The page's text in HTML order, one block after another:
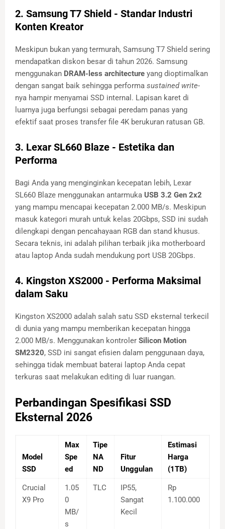
2. Samsung T7 Shield - Standar Industri
Konten Kreator
Meskipun bukan yang termurah, Samsung T7 Shield sering
mendapatkan diskon besar di tahun 2026. Samsung
menggunakan DRAM-less architecture yang dioptimalkan
dengan sangat baik sehingga performa sustained write-
nya hampir menyamai SSD internal. Lapisan karet di
luarnya juga berfungsi sebagai peredam panas yang
efektif saat proses transfer file 4K berukuran ratusan GB.
3. Lexar SL660 Blaze - Estetika dan
Performa
Bagi Anda yang menginginkan kecepatan lebih, Lexar
SL660 Blaze menggunakan antarmuka USB 3.2 Gen 2x2
yang mampu mencapai kecepatan 2.000 MB/s. Meskipun
masuk kategori murah untuk kelas 20Gbps, SSD ini sudah
dilengkapi dengan pencahayaan RGB dan stand khusus.
Secara teknis, ini adalah pilihan terbaik jika motherboard
atau laptop Anda sudah mendukung port USB 20Gbps.
4. Kingston XS2000 - Performa Maksimal
dalam Saku
Kingston XS2000 adalah salah satu SSD eksternal terkecil
di dunia yang mampu memberikan kecepatan hingga
2.000 MB/s. Menggunakan kontroler Silicon Motion
SM2320, SSD ini sangat efisien dalam penggunaan daya,
sehingga tidak membuat baterai laptop Anda cepat
terkuras saat melakukan editing di luar ruangan.
Perbandingan Spesifikasi SSD
Eksternal 2026
Model
SSD
Max
Spe
ed
Tipe
NA
ND
Fitur
Unggulan
Estimasi
Harga
(1TB)
Crucial
X9 Pro
1.05
0
MB/
s
TLC
IP55,
Sangat
Kecil
Rp
1.100.000